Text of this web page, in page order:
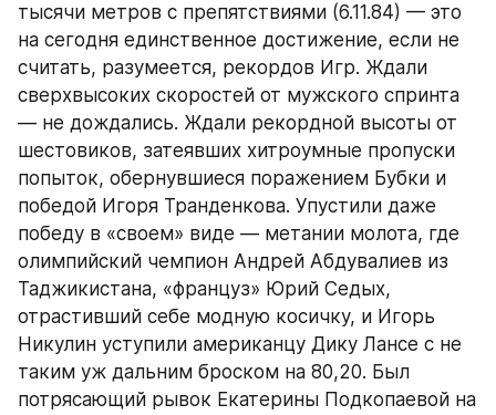
тысячи метров с препятствиями (6.11.84) — это
на сегодня единственное достижение, если не
считать, разумеется, рекордов Игр. Ждали
сверхвысоких скоростей от мужского спринта
— не дождались. Ждали рекордной высоты от
шестовиков, затеявших хитроумные пропуски
попыток, обернувшиеся поражением Бубки и
победой Игоря Транденкова. Упустили даже
победу в «своем» виде — метании молота, где
олимпийский чемпион Андрей Абдувалиев из
Таджикистана, «француз» Юрий Седых,
отрастивший себе модную косичку, и Игорь
Никулин уступили американцу Дику Лансе с не
таким уж дальним броском на 80,20. Был
потрясающий рывок Екатерины Подкопаевой на